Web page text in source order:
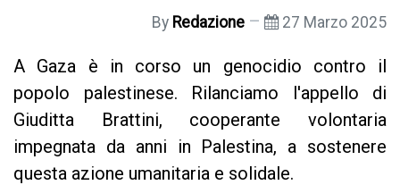
By Redazione 27 Marzo 2025
A Gaza è in corso un genocidio contro il
popolo palestinese. Rilanciamo l'appello di
Giuditta Brattini, cooperante volontaria
impegnata da anni in Palestina, a sostenere
questa azione umanitaria e solidale.